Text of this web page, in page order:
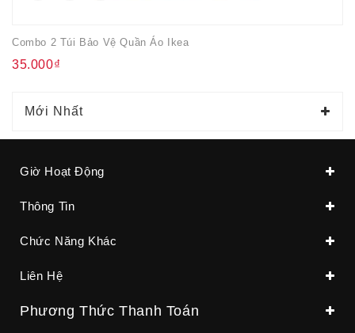
Combo 2 Túi Bảo Vệ Quần Áo Ikea
35.000₫
Mới Nhất
Giờ Hoạt Động
Thông Tin
Chức Năng Khác
Liên Hệ
Phương Thức Thanh Toán